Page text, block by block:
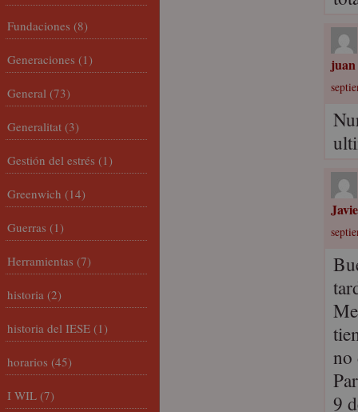
juan
no
9
Fundaciones (8)
Generaciones (1)
General (73)
Generalitat (3)
Gestión del estrés (1)
Greenwich (14)
Guerras (1)
Herramientas (7)
historia (2)
historia del IESE (1)
horarios (45)
I WIL (7)